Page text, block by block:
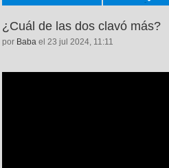
¿Cuál de las dos clavó más?
por Baba el 23 jul 2024, 11:11